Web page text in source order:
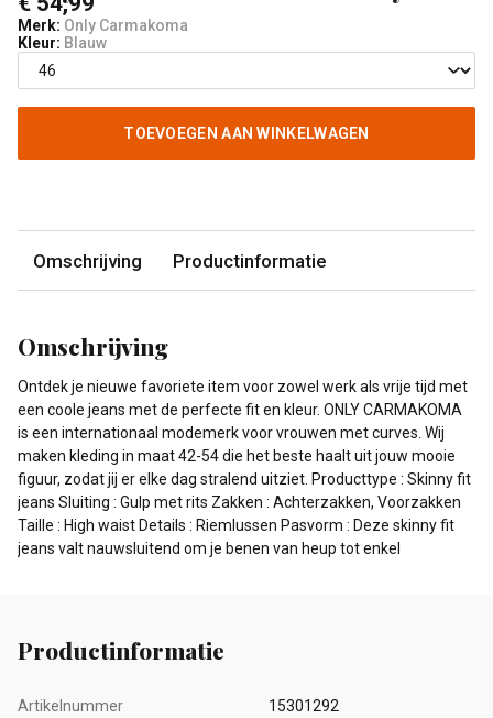
Merk: Only Carmakoma
Kleur: Blauw
TOEVOEGEN AAN WINKELWAGEN
Omschrijving Productinformatie
Omschrijving
Ontdek je nieuwe favoriete item voor zowel werk als vrije tijd met
een coole jeans met de perfecte fit en kleur. ONLY CARMAKOMA
is een internationaal modemerk voor vrouwen met curves. Wij
maken kleding in maat 42-54 die het beste haalt uit jouw mooie
figuur, zodat jij er elke dag stralend uitziet. Producttype : Skinny fit
jeans Sluiting : Gulp met rits Zakken : Achterzakken, Voorzakken
Taille : High waist Details : Riemlussen Pasvorm : Deze skinny fit
jeans valt nauwsluitend om je benen van heup tot enkel
Productinformatie
Artikelnummer 15301292